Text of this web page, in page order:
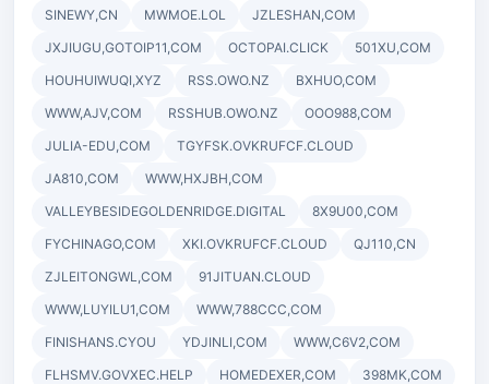
SINEWY,CN
MWMOE.LOL
JZLESHAN,COM
JXJIUGU,GOTOIP11,COM
OCTOPAI.CLICK
501XU,COM
HOUHUIWUQI,XYZ
RSS.OWO.NZ
BXHUO,COM
WWW,AJV,COM
RSSHUB.OWO.NZ
OOO988,COM
JULIA-EDU,COM
TGYFSK.OVKRUFCF.CLOUD
JA810,COM
WWW,HXJBH,COM
VALLEYBESIDEGOLDENRIDGE.DIGITAL
8X9U00,COM
FYCHINAGO,COM
XKI.OVKRUFCF.CLOUD
QJ110,CN
ZJLEITONGWL,COM
91JITUAN.CLOUD
WWW,LUYILU1,COM
WWW,788CCC,COM
FINISHANS.CYOU
YDJINLI,COM
WWW,C6V2,COM
FLHSMV.GOVXEC.HELP
HOMEDEXER,COM
398MK,COM